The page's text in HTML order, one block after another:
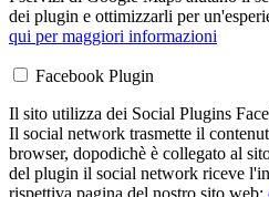
dei plugin e ottimizzarli per
qui per maggiori informazioni
Facebook Plugin
Il sito utilizza dei Social Plugins
Il social network trasmette il
browser, dopodichè è collegato al
del plugin il social network riceve